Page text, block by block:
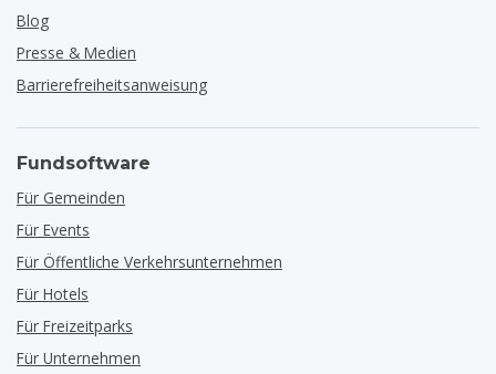
Blog
Presse & Medien
Barrierefreiheitsanweisung
Fundsoftware
Für Gemeinden
Für Events
Für Öffentliche Verkehrsunternehmen
Für Hotels
Für Freizeitparks
Für Unternehmen